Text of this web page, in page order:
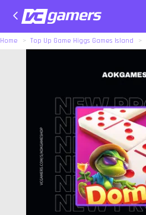
Home Top Up Game Higgs Games Island